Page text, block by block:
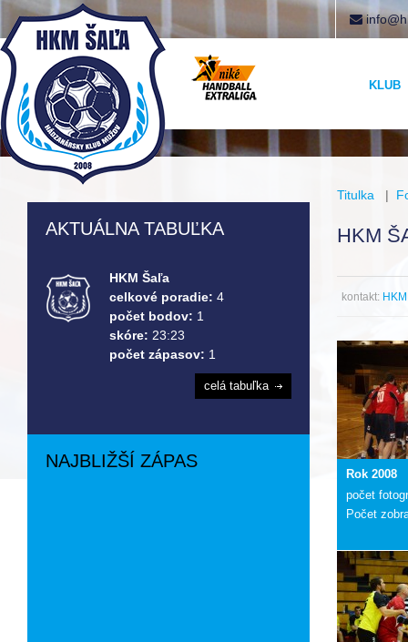
KLUB
Titulka |
HKM
kontakt:
Rok 2008
počet
Počet
AKTUÁLNA TABUĽKA
HKM Šaľa
celkové poradie: 4
počet bodov: 1
skóre: 23:23
počet zápasov: 1
celá tabuľka
NAJBLIŽŠÍ ZÁPAS